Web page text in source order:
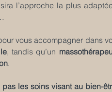
l’approche la plus
vous accompagner dans
, tandis qu’un
.
les soins visant au bien-